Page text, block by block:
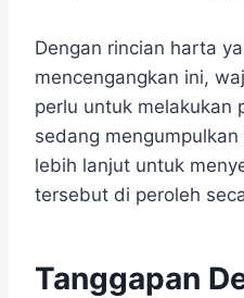
Dengan rincian harta
mencengangkan ini,
perlu untuk melakukan
sedang
lebih lanjut untuk
tersebut di peroleh
Tanggapan